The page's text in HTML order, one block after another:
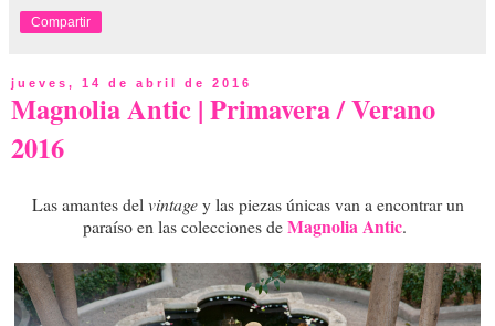
Compartir
jueves, 14 de abril de 2016
Magnolia Antic | Primavera / Verano
2016
Las amantes del vintagey las piezas únicas van a encontrar un
paraíso en las colecciones deMagnolia Antic.